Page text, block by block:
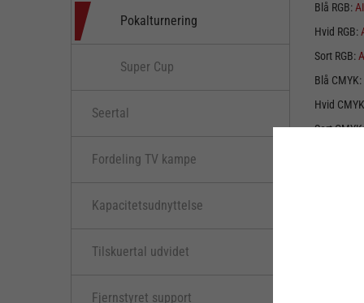
Pokalturnering
Super Cup
Seertal
Fordeling TV kampe
Kapacitetsudnyttelse
Tilskuertal udvidet
Fjernstyret support
Blå RGB: AI
Hvid RGB:
Sort RGB:
Blå CMYK:
Hvid
Sort